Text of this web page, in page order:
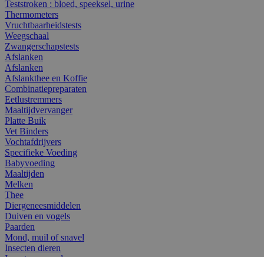
Teststroken : bloed, speeksel, urine
Thermometers
Vruchtbaarheidstests
Weegschaal
Zwangerschapstests
Afslanken
Afslanken
Afslankthee en Koffie
Combinatiepreparaten
Eetlustremmers
Maaltijdvervanger
Platte Buik
Vet Binders
Vochtafdrijvers
Specifieke Voeding
Babyvoeding
Maaltijden
Melken
Thee
Diergeneesmiddelen
Duiven en vogels
Paarden
Mond, muil of snavel
Insecten dieren